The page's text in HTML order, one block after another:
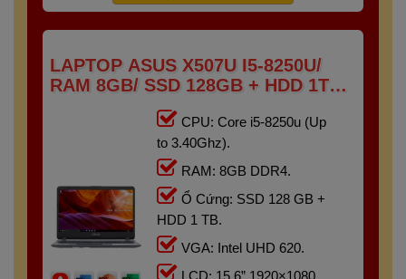
LAPTOP ASUS X507U I5-8250U/
RAM 8GB/ SSD 128GB + HDD 1TB
CPU: Core i5-8250u (Up
to 3.40Ghz).
RAM: 8GB DDR4.
Ổ Cứng: SSD 128 GB +
HDD 1 TB.
VGA: Intel UHD 620.